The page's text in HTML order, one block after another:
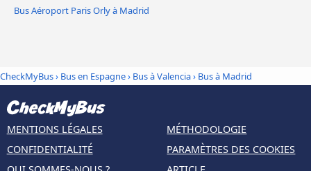
Bus Aéroport Paris Orly à Madrid
CheckMyBus› Bus en Espagne› Bus à Valencia› Bus à Madrid
MENTIONS LÉGALES
CONFIDENTIALITÉ
MÉTHODOLOGIE
PARAMÈTRES DES COOKIES